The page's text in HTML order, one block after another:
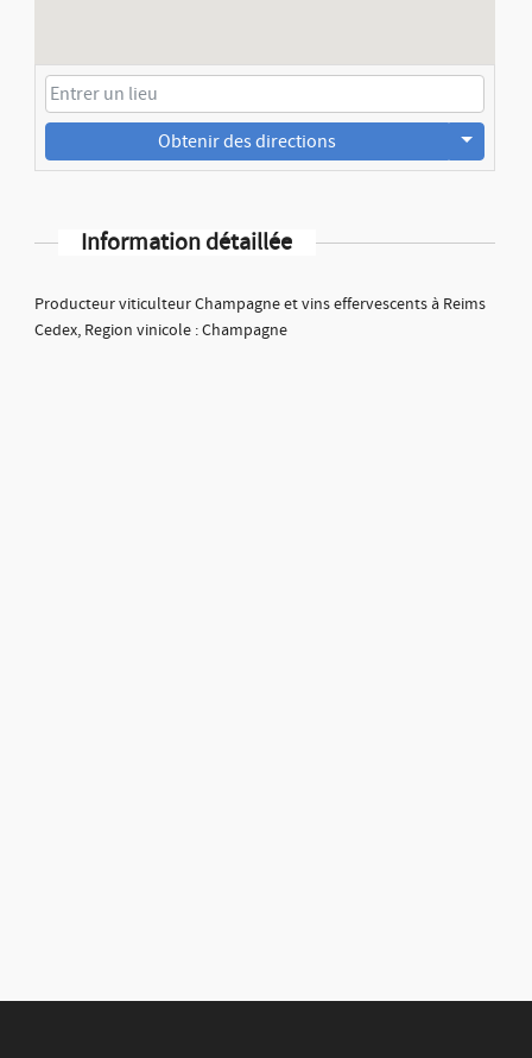
Obtenir des directions
Information détaillée
Producteur viticulteur Champagne et vins effervescents à Reims
Cedex, Region vinicole : Champagne